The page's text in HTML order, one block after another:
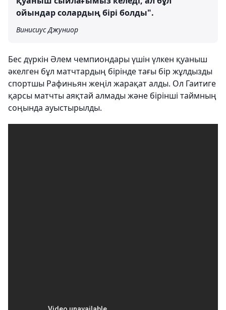
ойындар солардың бірі болды".
Винисиус Джуниор
Бес дүркін Әлем чемпиондары үшін үлкен қуаныш
әкелген бұл матчтардың бірінде тағы бір жұлдызды
спортшы Рафиньян жеңіл жарақат алды. Ол Гаитиге
қарсы матчты аяқтай алмады және бірінші таймның
соңында ауыстырылды.